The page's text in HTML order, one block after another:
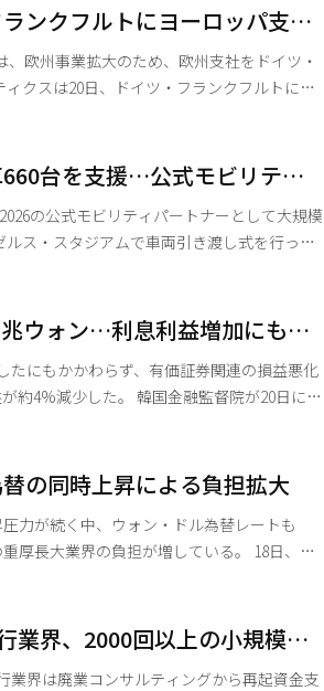
国を含む中・短距離路線で最大5,000〜
マイルまで割引特典が提供される。 アシアナ航空のホームページとモバイルアプ
ンクフルトにヨーロッパ支社
欧州事業拡大のため、欧州支社をドイツ・
ベントには、欧州内の主要パートナーや既
ダなど欧州主要国のシステムインテグレー
ップを構築し、欧州支社を設立した。
台を支援…公式モビリティ
ケティング強化へ
の公式モビリティパートナーとして大規模
されるFIFAワールドカップに、合計660台の
あり、多様で革新的なラインアップを代表
リューションを提供することを目指して
ウォン…利息利益増加にも有
にもかかわらず、有価証券関連の損益悪化
国金融監督院が20日に発
暫定）」によると、国内銀行の第1四半期
が、インターネット銀行と地方銀行はそれ
の同時上昇による負担拡大
力が続く中、ウォン・ドル為替レートも
業界の負担が増している。 18日、業
の為替レートがニューノーマルになる可能
に西テキサス産原油（WTI）の価格は、中
だったが、5月15日の終値で105.41ドルまで
界、2000回以上の小規模事
業界は廃業コンサルティングから再起資金支